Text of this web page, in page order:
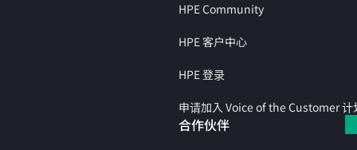
HPE Community
HPE 客户中心
HPE 登录
申请加入 Voice of the Customer 计
合作伙伴